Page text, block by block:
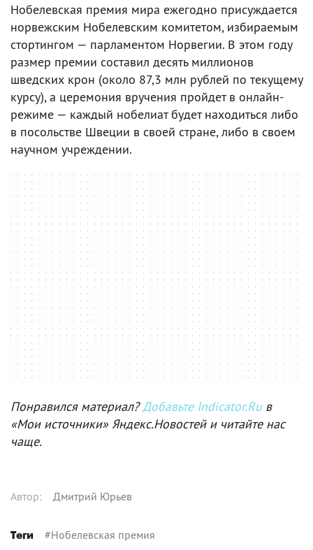
Нобелевская премия мира ежегодно присуждается
норвежским Нобелевским комитетом, избираемым
стортингом — парламентом Норвегии. В этом году
размер премии составил десять миллионов
шведских крон (около 87,3 млн рублей по текущему
курсу), а церемония вручения пройдет в онлайн-
режиме — каждый нобелиат будет находиться либо
в посольстве Швеции в своей стране, либо в своем
научном учреждении.
Понравился материал?Добавьте Indicator.Ruв
«Мои источники» Яндекс.Новостей и читайте нас
чаще.
Автор: Дмитрий Юрьев
Теги #Нобелевская премия